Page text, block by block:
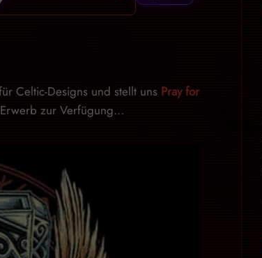
Celtic-Designs und stellt uns Pray for
zur Verfügung…